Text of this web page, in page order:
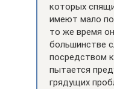
которых
имеют мало
то же время
большинстве
посредством
пытается
грядущих